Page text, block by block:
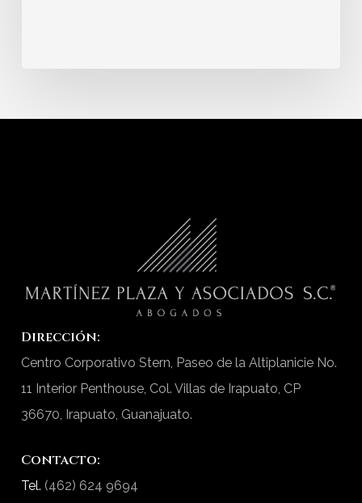
Dirección:
Centro Corporativo Stern, Paseo de la Altiplanicie No.
11 Interior Penthouse, Col. Villas de Irapuato, CP
36670, Irapuato, Guanajuato.
Contacto:
Tel. (462) 624 9694